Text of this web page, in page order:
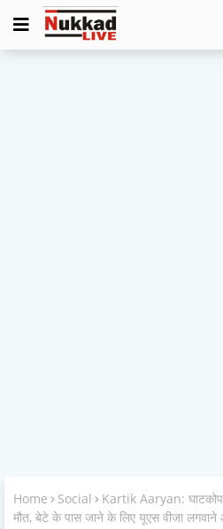
Home Social
Kartik Aaryan: घाटकोपर
मौत, बेटे के पास जाने के लिए यूएस वीजा